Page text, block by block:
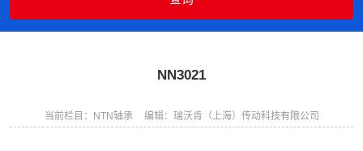
NN3021
当前栏目：NTN轴承 编辑：瑞沃肯（上海）传动科技有限公司